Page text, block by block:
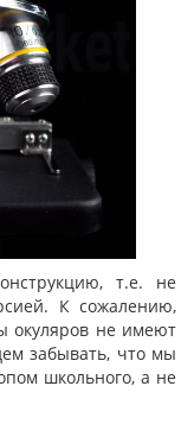
т.е. не
К сожалению,
окуляров не имеют
забывать, что мы
школьного, а не